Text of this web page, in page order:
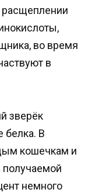
расщеплении
во время
в
зверёк
белка. В
кошечкам и
получаемой
немного